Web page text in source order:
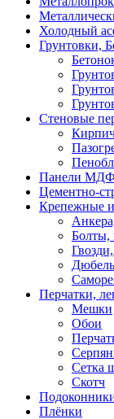
Холодный
Грунтовки,
Стеновые
Панели
Цементно-
Крепежные
Болты,
Дюбель
Перчатки,
Мешки
Обои
Сетка
Скотч
Плёнки